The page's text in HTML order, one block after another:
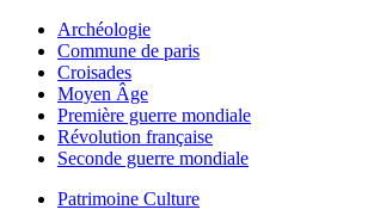
Archéologie
Commune de paris
Croisades
Moyen Âge
Première guerre mondiale
Révolution française
Seconde guerre mondiale
Patrimoine Culture